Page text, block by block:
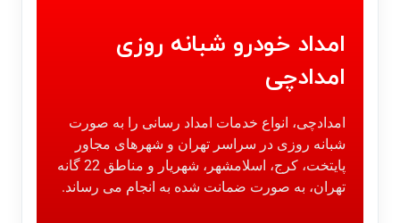
امداد خودرو شبانه روزی
امدادچی
امدادچی، انواع خدمات امداد رسانی را به صورت
شبانه روزی در سراسر تهران و شهرهای مجاور
پایتخت، کرج، اسلامشهر، شهریار و مناطق 22 گانه
تهران، به صورت ضمانت شده به انجام می رساند.